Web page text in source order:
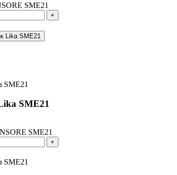
SME21
+
Lika SME21
SME21
SME21
+